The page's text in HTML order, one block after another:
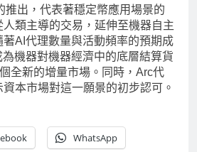
推出，代表著穩定幣應用場景的
類主導的交易，延伸至機器自主
AI代理數量與活動頻率的預期成
機器對機器經濟中的底層結算貨
全新的增量市場。同時，Arc代
本市場對這一願景的初步認可。
WhatsApp